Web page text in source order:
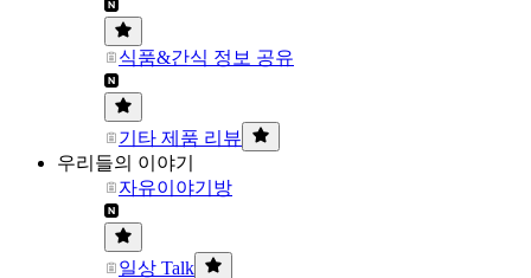
식품&간식 정보 공유
기타 제품 리뷰
우리들의 이야기
자유이야기방
일상 Talk